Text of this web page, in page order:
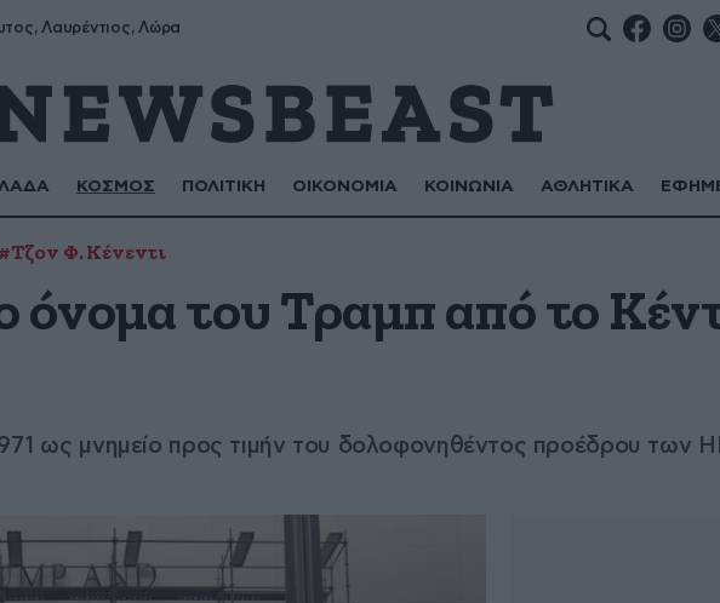
Λαυρέντιος, Λώρα
ΚΟΣΜΟΣ ΠΟΛΙΤΙΚΗ ΟΙΚΟΝΟΜΙΑ ΚΟΙΝΩΝΙΑ ΑΘΛΗΤΙΚΑ
#Τζον Φ. Κένεντι
όνομα του Τραμπ από το
ως μνημείο προς τιμήν του δολοφονηθέντος προέδρου των